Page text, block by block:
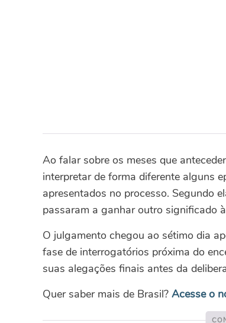
Ao falar sobre os meses que
interpretar de forma diferente alguns
apresentados no processo. Segundo
passaram a ganhar outro significado
O julgamento chegou ao sétimo dia
fase de interrogatórios próxima do
suas alegações finais antes da
Quer saber mais de Brasil? Acesse o